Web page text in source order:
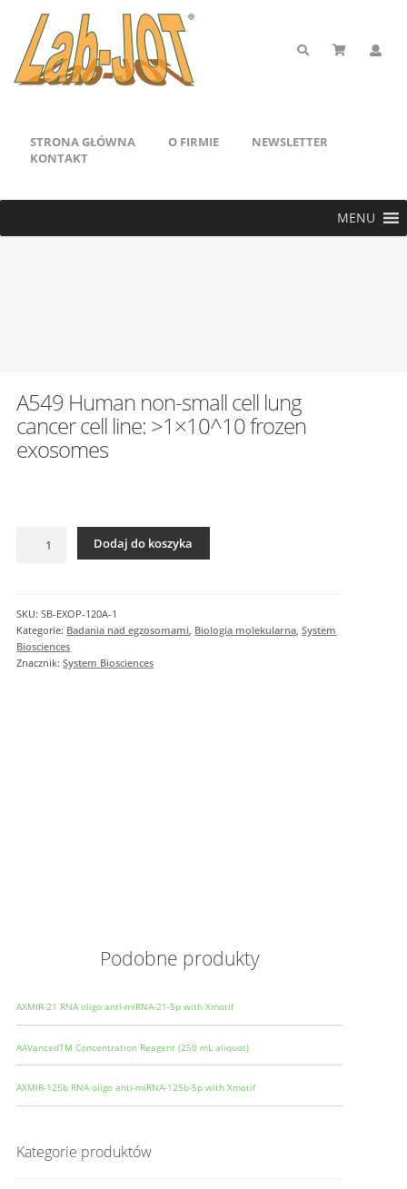
STRONA GŁÓWNA O FIRMIE
NEWSLETTER
KONTAKT
MENU
A549 Human non-small cell lung
cancer cell line: >1×10^10 frozen
exosomes
small
cell
lung
cancer
Dodaj do koszyka
SKU:SB-EXOP-120A-1
Kategorie: Badania nad egzosomami Biologia molekularna ,System
Biosciences
Znacznik:System Biosciences
Podobne produkty
AXMIR-21 RNA oligo anti-miRNA-21-5p with Xmotif
AAVancedTM Concentration Reagent (250 mL aliquot)
AXMIR-125b RNA oligo anti-miRNA-125b-5p with Xmotif
Kategorie produktów